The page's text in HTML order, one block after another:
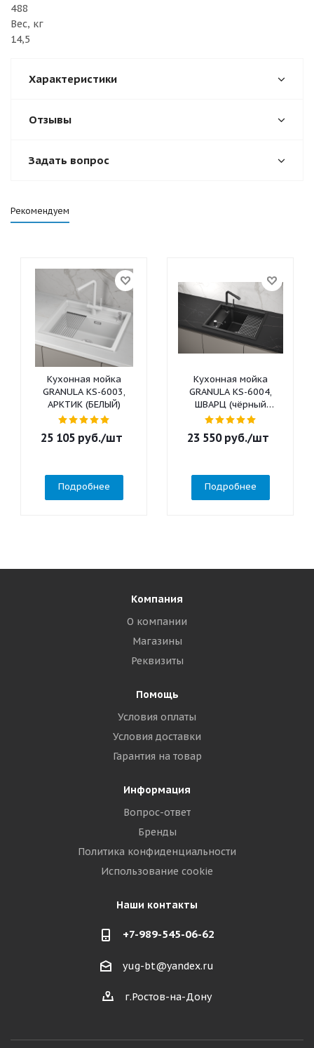
488
Вес, кг
14,5
Характеристики
Отзывы
Задать вопрос
Рекомендуем
Кухонная мойка
GRANULA KS-6003,
АРКТИК (БЕЛЫЙ)
25 105 руб./шт
Подробнее
Кухонная мойка
GRANULA KS-6004,
ШВАРЦ (чёрный
металлик)
23 550руб./шт
Подробнее
Компания
О компании
Магазины
Реквизиты
Помощь
Условия оплаты
Условия доставки
Гарантия на товар
Информация
Вопрос-ответ
Бренды
Политика конфиденциальности
Использование cookie
Наши контакты
+7-989-545-06-62
yug-bt@yandex.ru
г.Ростов-на-Дону